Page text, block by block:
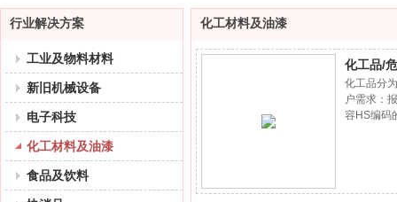
行业解决方案
工业及物料材料
新旧机械设备
电子科技
化工材料及油漆
食品及饮料
化工材料及油漆
化工品/
化工品分
户需求：
容HS编码